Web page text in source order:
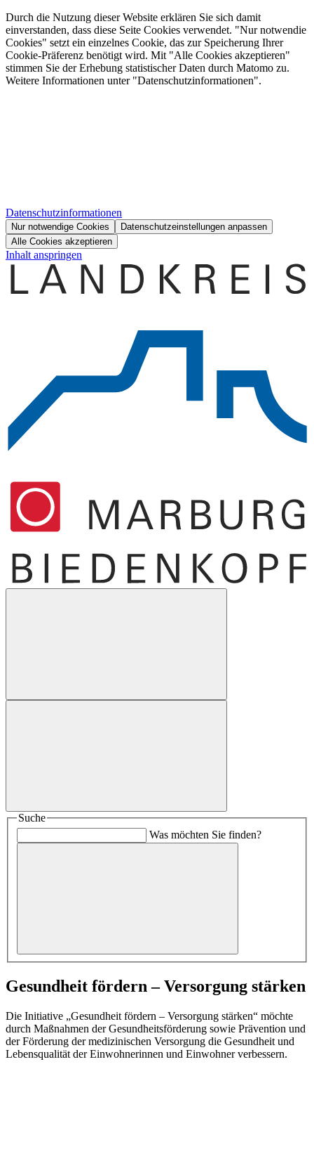
Durch die Nutzung dieser Website erklären Sie sich damit
einverstanden, dass diese Seite Cookies verwendet. "Nur notwendie
Cookies" setzt ein einzelnes Cookie, das zur Speicherung Ihrer
Cookie-Präferenz benötigt wird. Mit "Alle Cookies akzeptieren"
stimmen Sie der Erhebung statistischer Daten durch Matomo zu.
Weitere Informationen unter "Datenschutzinformationen".
Datenschutzinformationen
Nur notwendige Cookies
Datenschutzeinstellungen anpassen
Alle Cookies akzeptieren
Inhalt anspringen
Suche
Was möchten Sie finden?
Gesundheit fördern – Versorgung stärken
Die Initiative „Gesundheit fördern – Versorgung stärken“ möchte
durch Maßnahmen der Gesundheitsförderung sowie Prävention und
der Förderung der medizinischen Versorgung die Gesundheit und
Lebensqualität der Einwohnerinnen und Einwohner verbessern.